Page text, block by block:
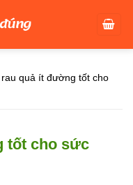
rau quả ít đường tốt cho
tốt cho sức